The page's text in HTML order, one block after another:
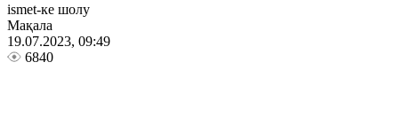
ismet-ке шолу
Мақала
19.07.2023, 09:49
6840